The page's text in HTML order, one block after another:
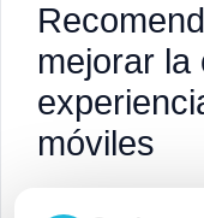
mejorar la
móviles
Implementar